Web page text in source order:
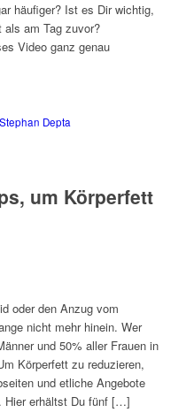
häufiger? Ist es Dir wichtig,
am Tag zuvor?
Video ganz genau
Stephan Depta
um Körperfett
oder den Anzug vom
nicht mehr hinein. Wer
und 50% aller Frauen in
Körperfett zu reduzieren,
und etliche Angebote
Hier erhältst Du fünf […]